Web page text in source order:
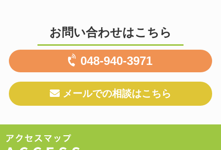
お問い合わせはこちら
048-940-3971
メールでの相談はこちら